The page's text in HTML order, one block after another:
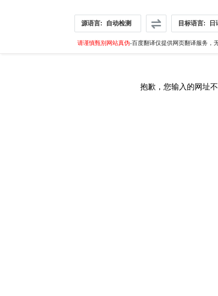
源语言: 自动检测 目标语言: 日
请谨慎甄别网站真伪-百度翻译仅提供网页翻译服务，